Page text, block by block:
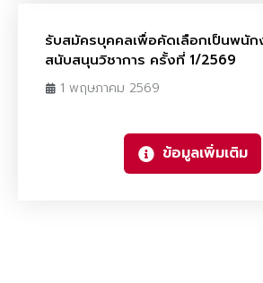
รับสมัครบุคคลเพื่อคัดเลือกเป็นพนัก
สนับสนุนวิชาการ ครั้งที่ 1/2569
1 พฤษภาคม 2569
ข้อมูลเพิ่มเติม